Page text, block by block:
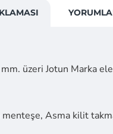
üzeri Jotun Marka
menteşe, Asma kilit